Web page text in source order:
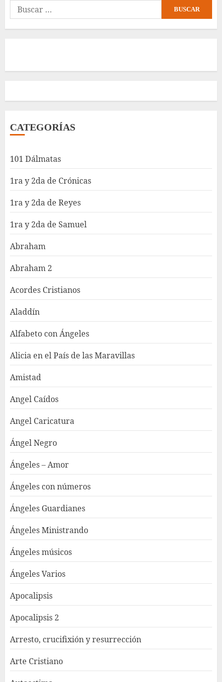
Buscar:
CATEGORÍAS
101 Dálmatas
1ra y 2da de Crónicas
1ra y 2da de Reyes
1ra y 2da de Samuel
Abraham
Abraham 2
Acordes Cristianos
Aladdín
Alfabeto con Ángeles
Alicia en el País de las Maravillas
Amistad
Angel Caídos
Angel Caricatura
Ángel Negro
Ángeles – Amor
Ángeles con números
Ángeles Guardianes
Ángeles Ministrando
Ángeles músicos
Ángeles Varios
Apocalipsis
Apocalipsis 2
Arresto, crucifixión y resurrección
Arte Cristiano